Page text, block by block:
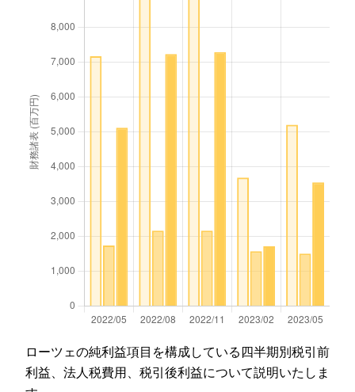
ローツェの純利益項目を構成している四半期別税引前
利益、法人税費用、税引後利益について説明いたしま